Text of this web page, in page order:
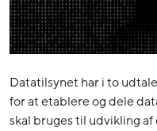
Datatilsynet har i to
for at etablere og dele
skal bruges til udvikling